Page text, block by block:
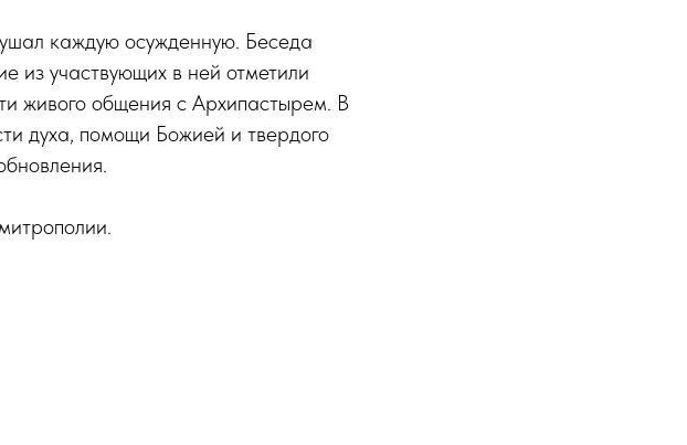
каждую осужденную. Беседа
из участвующих в ней отметили
живого общения с Архипастырем. В
духа, помощи Божией и твердого